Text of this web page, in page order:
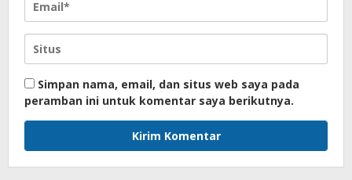
Simpan nama, email, dan situs web saya pada
peramban ini untuk komentar saya berikutnya.